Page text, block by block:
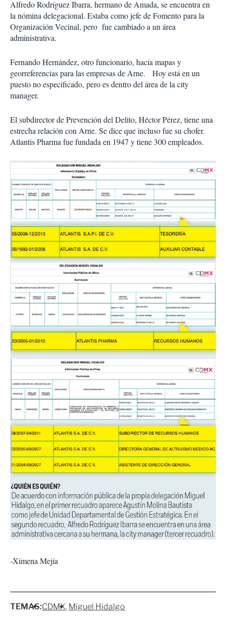
Alfredo Rodríguez Ibarra, hermano de Amada, se encuentra en
la nómina delegacional. Estaba como jefe de Fomento para la
Organización Vecinal, pero fue cambiado a un área
administrativa.
Fernando Hernández, otro funcionario, hacía mapas y
georreferencias para las empresas de Arne. Hoy está en un
puesto no especificado, pero es dentro del área de la city
manager.
El subdirector de Prevención del Delito, Héctor Pérez, tiene una
estrecha relación con Arne. Se dice que incluso fue su chofer.
Atlantis Pharma fue fundada en 1947 y tiene 300 empleados.
-Ximena Mejía
TEMAS:CDMX Miguel Hidalgo